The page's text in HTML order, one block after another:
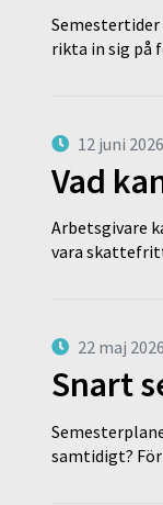
Semestertider
rikta in sig på
12 juni 2026
Vad
Arbetsgivare
vara
22 maj 2026
Snart
samtidigt?